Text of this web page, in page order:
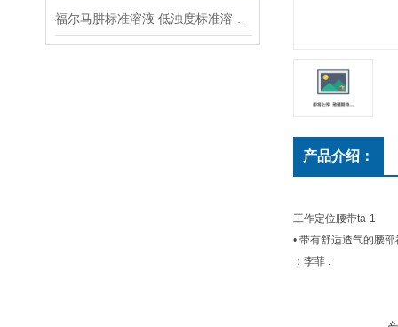
产品介绍：
工作定位腰带ta-1
• 带有舒适透气的腰
：李菲 :